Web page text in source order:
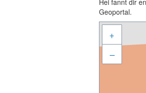
Hei fannt dir
Geoportal.
+
–